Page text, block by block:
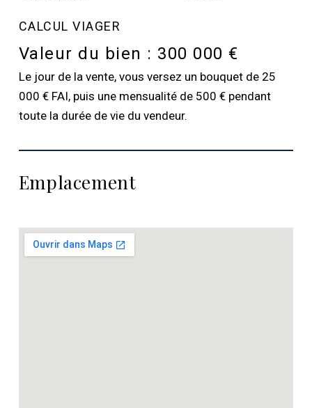
CALCUL VIAGER
Valeur du bien : 300 000 €
Le jour de la vente, vous versez un bouquet de 25
000 € FAI, puis une mensualité de 500 € pendant
toute la durée de vie du vendeur.
Emplacement